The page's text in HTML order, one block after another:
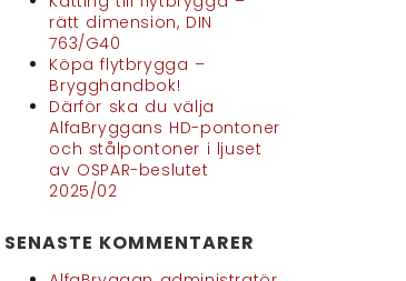
rätt dimension, DIN
763/G40
Köpa flytbrygga –
Brygghandbok!
Därför ska du välja
AlfaBryggans HD-pontoner
och stålpontoner i ljuset
av OSPAR-beslutet
2025/02
SENASTE KOMMENTARER